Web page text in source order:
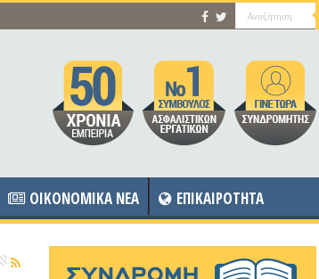
OIKONOMIKA NEA ΕΠΙΚΑΙΡΟΤΗΤΑ